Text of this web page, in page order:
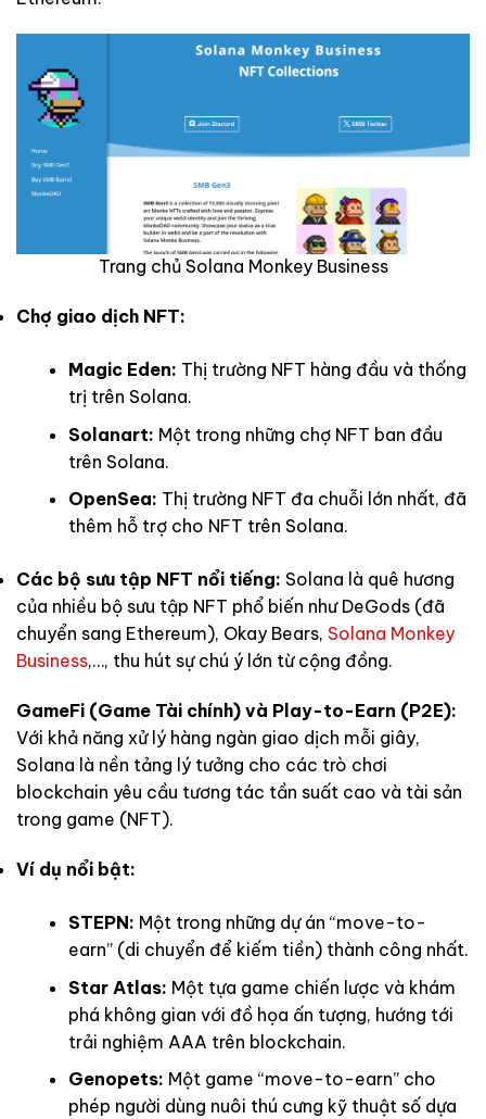
Trang chủ Solana Monkey Business
Chợ giao dịch NFT:
Magic Eden: Thị trường NFT hàng đầu và thống
trị trên Solana.
Solanart: Một trong những chợ NFT ban đầu
trên Solana.
OpenSea: Thị trường NFT đa chuỗi lớn nhất, đã
thêm hỗ trợ cho NFT trên Solana.
Các bộ sưu tập NFT nổi tiếng: Solana là quê hương
của nhiều bộ sưu tập NFT phổ biến như DeGods (đã
chuyển sang Ethereum), Okay Bears, Solana Monkey
Business,…, thu hút sự chú ý lớn từ cộng đồng.
GameFi (Game Tài chính) và Play-to-Earn (P2E):
Với khả năng xử lý hàng ngàn giao dịch mỗi giây,
Solana là nền tảng lý tưởng cho các trò chơi
blockchain yêu cầu tương tác tần suất cao và tài sản
trong game (NFT).
Ví dụ nổi bật:
STEPN: Một trong những dự án “move-to-
earn” (di chuyển để kiếm tiền) thành công nhất.
Star Atlas: Một tựa game chiến lược và khám
phá không gian với đồ họa ấn tượng, hướng tới
trải nghiệm AAA trên blockchain.
Genopets: Một game “move-to-earn” cho
phép người dùng nuôi thú cưng kỹ thuật số dựa